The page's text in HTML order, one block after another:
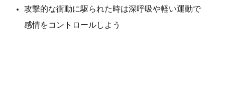
攻撃的な衝動に駆られた時は深呼吸や軽い運動で
感情をコントロールしよう